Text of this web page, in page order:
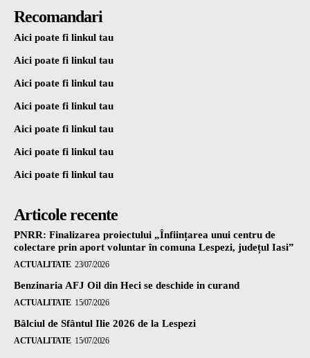
Recomandari
Aici poate fi linkul tau
Aici poate fi linkul tau
Aici poate fi linkul tau
Aici poate fi linkul tau
Aici poate fi linkul tau
Aici poate fi linkul tau
Aici poate fi linkul tau
Articole recente
PNRR: Finalizarea proiectului „Înființarea unui centru de
colectare prin aport voluntar în comuna Lespezi, județul Iasi”
ACTUALITATE 23/07/2026
Benzinaria AFJ Oil din Heci se deschide in curand
ACTUALITATE 15/07/2026
Bâlciul de Sfântul Ilie 2026 de la Lespezi
ACTUALITATE 15/07/2026